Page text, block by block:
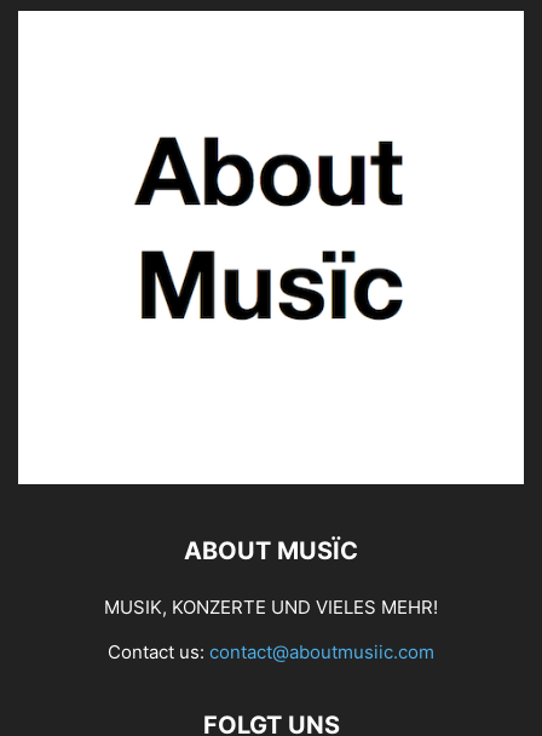
ABOUT MUSÏC
MUSIK, KONZERTE UND VIELES MEHR!
Contact us: contact@aboutmusiic.com
FOLGT UNS